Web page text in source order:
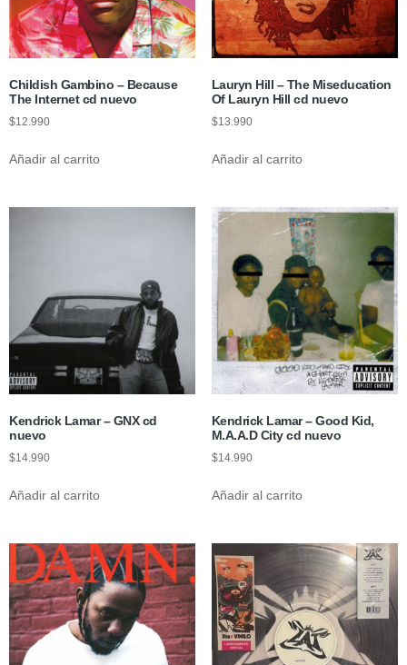
Childish Gambino – Because
The Internet cd nuevo
$12.990
Añadir al carrito
Lauryn Hill – The Miseducation
Of Lauryn Hill cd nuevo
$13.990
Añadir al carrito
Kendrick Lamar – GNX cd
nuevo
$14.990
Añadir al carrito
Kendrick Lamar – Good Kid,
M.A.A.D City cd nuevo
$14.990
Añadir al carrito